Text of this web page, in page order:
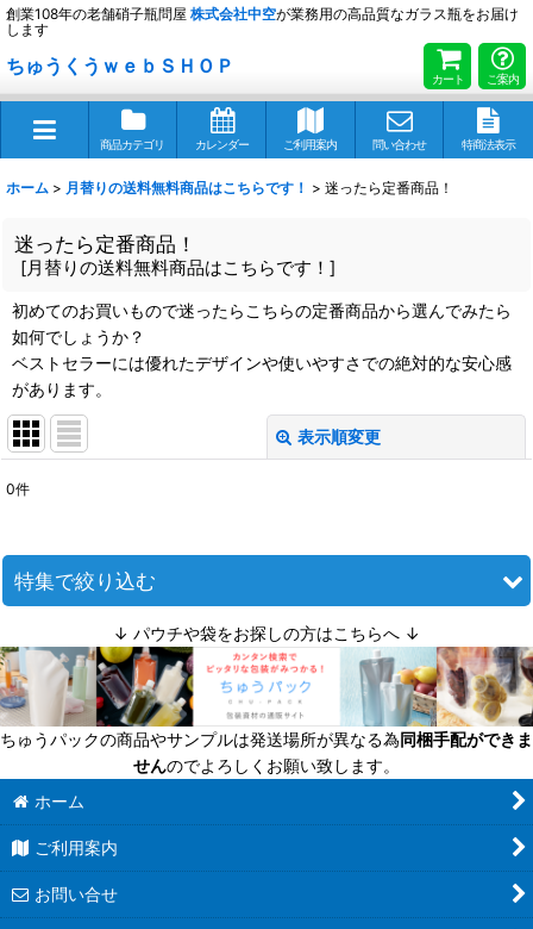
創業108年の老舗硝子瓶問屋 株式会社中空が業務用の高品質なガラス瓶をお届け
します
ちゅうくうｗｅｂＳＨＯＰ
カート ご案内
商品カテゴリ カレンダー ご利用案内 問い合わせ 特商法表示
ホーム > 月替りの送料無料商品はこちらです！ > 迷ったら定番商品！
迷ったら定番商品！
[月替りの送料無料商品はこちらです！ ]
初めてのお買いもので迷ったらこちらの定番商品から選んでみたら
如何でしょうか？
ベストセラーには優れたデザインや使いやすさでの絶対的な安心感
があります。
表示順変更
並び順 :
絞り込む
0件
特集で絞り込む
迷ったら定番商品！
送料無料商品
超軽量瓶
六角びん
八角びん
角びん全て
↓ パウチや袋をお探しの方はこちらへ ↓
ちゅうパックの商品やサンプルは発送場所が異なる為同梱手配ができま
せんのでよろしくお願い致します。
ホーム
ご利用案内
お問い合せ